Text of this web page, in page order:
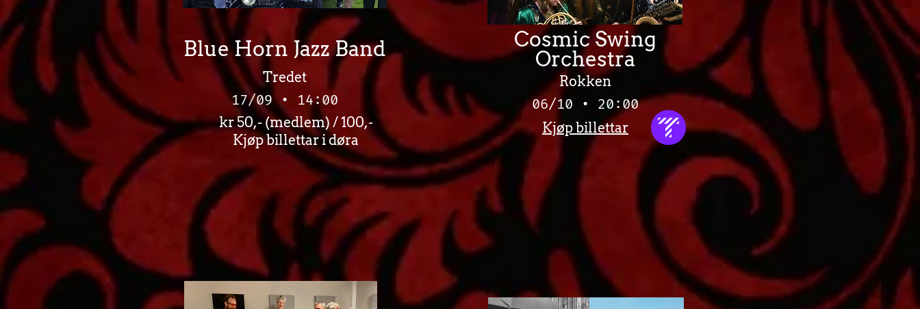
Blue Horn Jazz Band
Tredet
17/09 • 14:00
kr 50,- (medlem) / 100,-
Kjøp billettar i døra
Cosmic Swing
Orchestra
Rokken
06/10 • 20:00
Kjøp billettar